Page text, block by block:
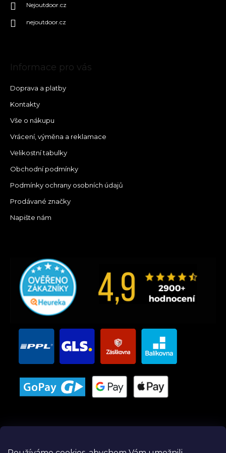
Nejoutdoor.cz
nejoutdoor.cz
Informace pro vás
Doprava a platby
Kontakty
Vše o nákupu
Vrácení, výměna a reklamace
Velikostní tabulky
Obchodní podmínky
Podmínky ochrany osobních údajů
Prodávané značky
Napište nám